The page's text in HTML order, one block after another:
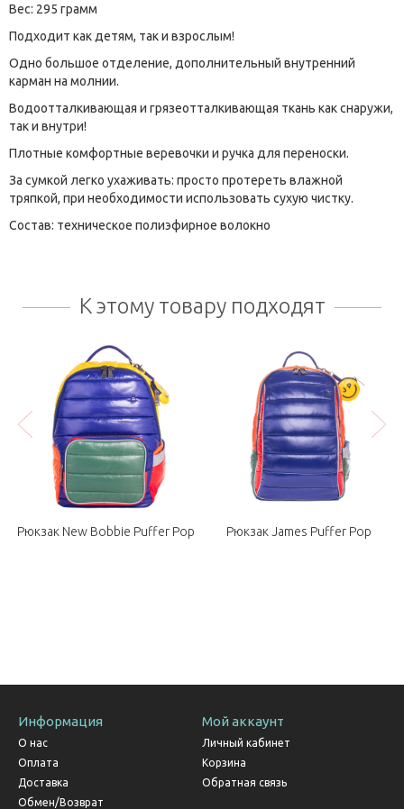
Вес: 295 грамм
Подходит как детям, так и взрослым!
Одно большое отделение, дополнительный внутренний
карман на молнии.
Водоотталкивающая и грязеотталкивающая ткань как снаружи,
так и внутри!
Плотные комфортные веревочки и ручка для переноски.
За сумкой легко ухаживать: просто протереть влажной
тряпкой, при необходимости использовать сухую чистку.
Состав: техническое полиэфирное волокно
К этому товару подходят
Рюкзак New Bobbie Puffer Pop Рюкзак James Puffer Pop
Информация
О нас
Оплата
Доставка
Обмен/Возврат
Мой аккаунт
Личный кабинет
Корзина
Обратная связь